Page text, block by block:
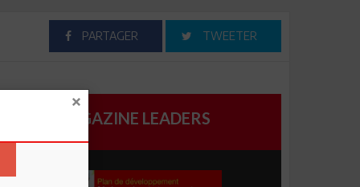
PARTAGER TWEETER
MAGAZINE LEADERS